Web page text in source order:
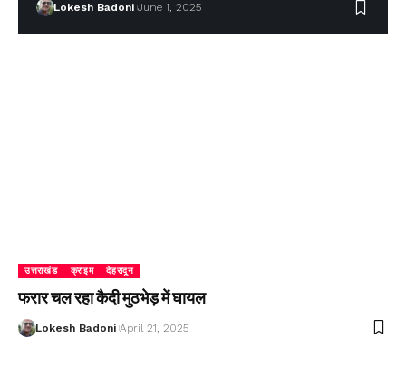
Lokesh Badoni June 1, 2025
उत्तराखंड क्राइम देहरादून
फरार चल रहा कैदी मुठभेड़ में घायल
Lokesh Badoni April 21, 2025